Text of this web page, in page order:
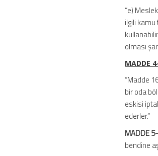
“e)
ilgili
olması
MADDE
“Madde
bir oda
eskisi
ederler.”
MADDE 5-
bendine